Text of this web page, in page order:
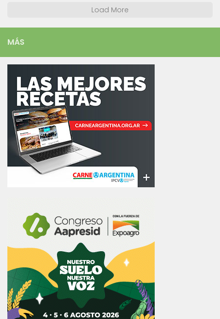
Load More
MÁS